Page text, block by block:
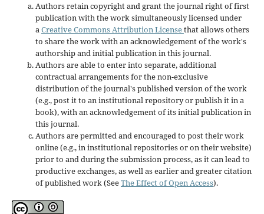
Authors retain copyright and grant the journal right of first
publication with the work simultaneously licensed under
aCreative Commons Attribution Licensethat allows others
to share the work with an acknowledgement of the work's
authorship and initial publication in this journal.
Authors are able to enter into separate, additional
contractual arrangements for the non-exclusive
distribution of the journal's published version of the work
(e.g., post it to an institutional repository or publish it in a
book), with an acknowledgement of its initial publication in
this journal.
Authors are permitted and encouraged to post their work
online (e.g., in institutional repositories or on their website)
prior to and during the submission process, as it can lead to
productive exchanges, as well as earlier and greater citation
of published work (SeeThe Effect of Open Access).